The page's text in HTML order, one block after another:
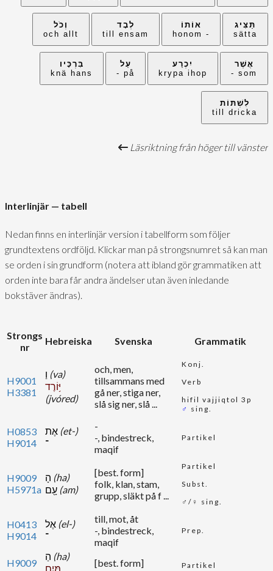
תַּצִּיג
sätta
אוֹתוֹ
- honom
לְבָד
till ensam
וְכֹל
och allt
אֲשֶׁר
som -
יִכְרַע
krypa ihop
עַל
på -
בִּרְכָּיו
knä hans
לִשְׁתּוֹת
till dricka
Läsriktning från höger till vänster
Interlinjär — tabell
Nedan finns en interlinjär version i tabellform som följer
grundtextens ordföljd. Klickar man på strongsnumret så kan man
se orden i sin grundform (notera att ibland gör grammatiken att
orden inte bara får andra ändelser utan även inledande
bokstäver ändras).
Strongs
nr
Hebreiska Svenska Grammatik
H9001
H3381
(va)
יּ֥וֹרֶד
(jvóred)
och, men,
tillsammans med
gå ner, stiga ner,
slå sig ner, slå ...
Konj.
Verb
hifil vajjiqtol 3p
♂ sing.
H0853
H9014
(et-)
־
-
-, bindestreck,
maqif
Partikel
H9009
H5971a
(ha)
(am)
[best. form]
folk, klan, stam,
grupp, släkt på f ...
Partikel
Subst.
♂/♀ sing.
H0413
H9014
(el-)
־
till, mot, åt
-, bindestreck,
maqif
Prep.
H9009
(ha)
מָּ֑יִם
[best. form]
Partikel